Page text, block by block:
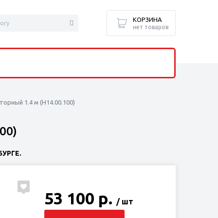
1.4 м (Н14.00.100)
53 100 р. / шт
КОРЗИНА
нет товаров